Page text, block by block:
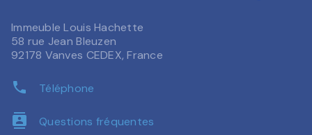
Immeuble Louis Hachette
58 rue Jean Bleuzen
92178 Vanves CEDEX, France
phone Téléphone
contacts Questions fréquentes